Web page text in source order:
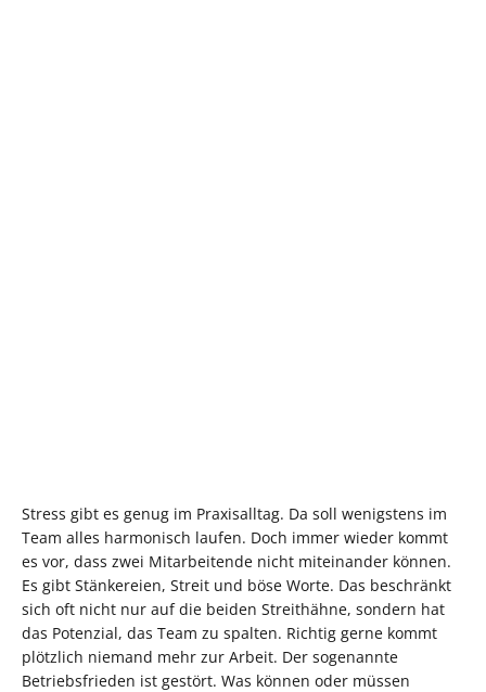
Stress gibt es genug im Praxisalltag. Da soll wenigstens im
Team alles harmonisch laufen. Doch immer wieder kommt
es vor, dass zwei Mitarbeitende nicht miteinander können.
Es gibt Stänkereien, Streit und böse Worte. Das beschränkt
sich oft nicht nur auf die beiden Streithähne, sondern hat
das Potenzial, das Team zu spalten. Richtig gerne kommt
plötzlich niemand mehr zur Arbeit. Der sogenannte
Betriebsfrieden ist gestört. Was können oder müssen